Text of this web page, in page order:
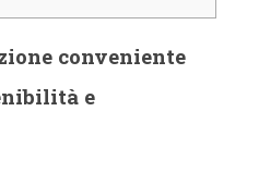
conveniente
e